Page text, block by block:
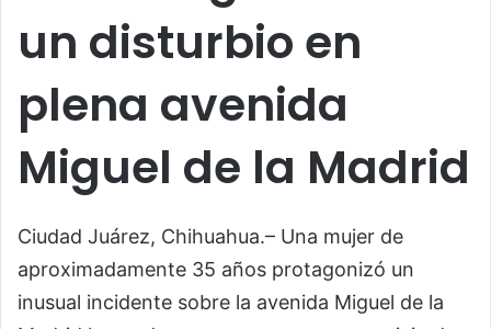
un disturbio en
plena avenida
Miguel de la Madrid
Ciudad Juárez, Chihuahua.– Una mujer de
aproximadamente 35 años protagonizó un
inusual incidente sobre la avenida Miguel de la